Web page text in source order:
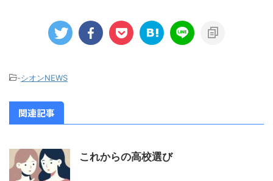
-シオンNEWS
関連記事
これからの高校選び